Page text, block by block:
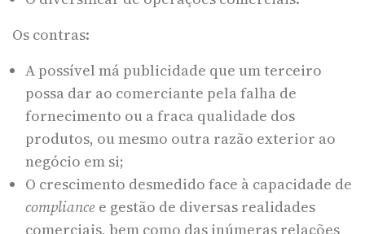
Os contras:
A possível má publicidade que um terceiro
possa dar ao comerciante pela falha de
fornecimento ou a fraca qualidade dos
produtos, ou mesmo outra razão exterior ao
negócio em si;
O crescimento desmedido face à capacidade de
compliance e gestão de diversas realidades
comerciais, bem como das inúmeras relações